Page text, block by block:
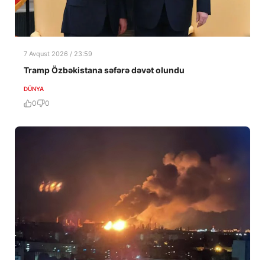
7 Avqust 2026 / 23:59
Tramp Özbəkistana səfərə dəvət olundu
DÜNYA
0 0